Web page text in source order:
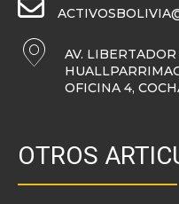
AV.
OFICINA 4,
OTROS